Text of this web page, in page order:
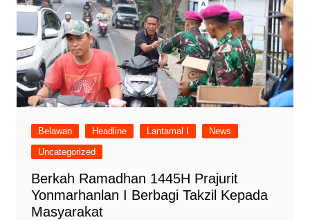
Belawan Headline Lantamal I
News
Uncategorized
Berkah Ramadhan 1445H Prajurit
Yonmarhanlan I Berbagi Takzil Kepada
Masyarakat